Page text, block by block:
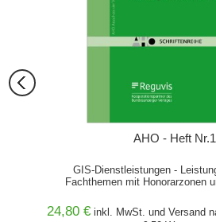
AHO - Heft
GIS-Dienstleistungen -
Fachthemen mit Honorarzonen
24,80 € inkl. MwSt. und Versand